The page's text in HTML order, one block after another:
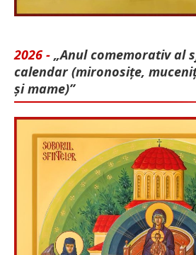
2026 - „Anul comemorativ al
calendar (mironosițe,
și mame)”